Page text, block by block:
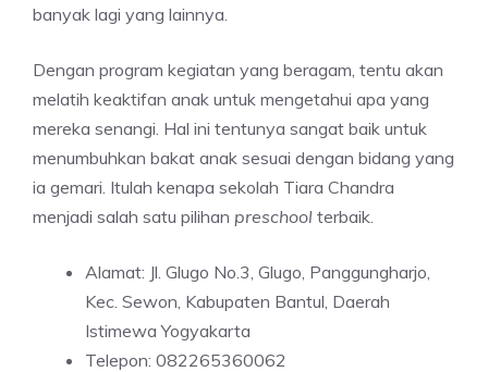
banyak lagi yang lainnya.
Dengan program kegiatan yang beragam, tentu akan
melatih keaktifan anak untuk mengetahui apa yang
mereka senangi. Hal ini tentunya sangat baik untuk
menumbuhkan bakat anak sesuai dengan bidang yang
ia gemari. Itulah kenapa sekolah Tiara Chandra
menjadi salah satu pilihan preschool terbaik.
Alamat: Jl. Glugo No.3, Glugo, Panggungharjo,
Kec. Sewon, Kabupaten Bantul, Daerah
Istimewa Yogyakarta
Telepon: 082265360062